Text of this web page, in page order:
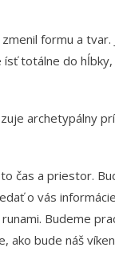
formu a tvar.
ísť totálne do
archetypálny
čas a priestor.
o vás
Budeme
ako bude náš